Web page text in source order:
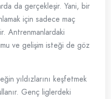
da gerçekleşir. Yani, bir
için sadece maç
Antrenmanlardaki
ve gelişim isteği de göz
yıldızlarını keşfetmek
Genç liglerdeki